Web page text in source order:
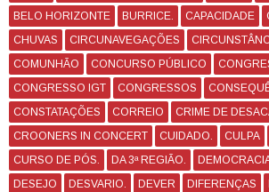
BELO HORIZONTE
BURRICE. CAPACIDADE
CHUVAS
CIRCUNAVEGAÇÕES
COMUNHÃO
CONCURSO PÚBLICO
CONGRESSO IGT
CONGRESSOS
CONSTATAÇÕES
CORREIO CRIME DE
CROONERS IN CONCERT
CUIDADO. CULPA
CURSO DE PÓS.
DA 3ª REGIÃO.
DESEJO
DESVARIO. DEVER DIFERENÇAS